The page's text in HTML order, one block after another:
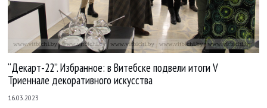
“Декарт-22”. Избранное: в Витебске подвели итоги V
Триеннале декоративного искусства
16.03.2023